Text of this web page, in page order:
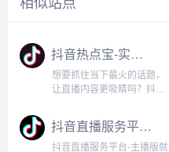
抖音热点宝-实时追踪热点趋势+智能选词工具
想要抓住当下最火的话题，
让直播内容更吸睛吗？抖音
器！实时捕捉抖音平台上的
热门话题、流行趋势，帮你
快速找到直播灵感。平台汇
抖音直播服务平台-主播版
抖音直播服务平台-主播版就